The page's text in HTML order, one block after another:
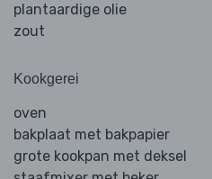
plantaardige olie
zout
Kookgerei
oven
bakplaat met bakpapier
grote kookpan met deksel